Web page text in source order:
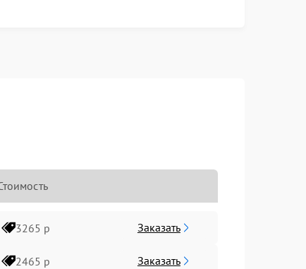
3265 р Заказать
2465 р Заказать